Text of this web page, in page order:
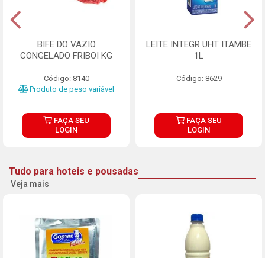
BIFE DO VAZIO
CONGELADO FRIBOI KG
Código: 8140
Produto de peso variável
FAÇA SEU
LOGIN
LEITE INTEGR UHT ITAMBE
1L
Código: 8629
FAÇA SEU
LOGIN
Tudo para hoteis e pousadas
Veja mais